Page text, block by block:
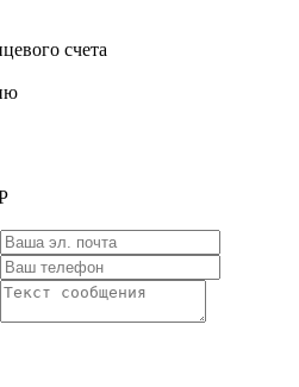
счета